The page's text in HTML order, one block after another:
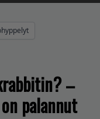
–
palannut